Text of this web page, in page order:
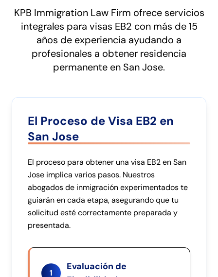
KPB Immigration Law Firm ofrece servicios
integrales para visas EB2 con más de 15
años de experiencia ayudando a
profesionales a obtener residencia
permanente en San Jose.
El Proceso de Visa EB2 en
San Jose
El proceso para obtener una visa EB2 en San
Jose implica varios pasos. Nuestros
abogados de inmigración experimentados te
guiarán en cada etapa, asegurando que tu
solicitud esté correctamente preparada y
presentada.
1
Evaluación de